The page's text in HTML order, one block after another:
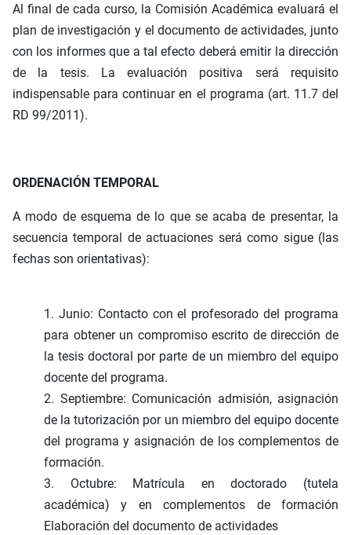
Al final de cada curso, la Comisión Académica evaluará el
plan de investigación y el documento de actividades, junto
con los informes que a tal efecto deberá emitir la dirección
de la tesis. La evaluación positiva será requisito
indispensable para continuar en el programa (art. 11.7 del
RD 99/2011).
ORDENACIÓN TEMPORAL
A modo de esquema de lo que se acaba de presentar, la
secuencia temporal de actuaciones será como sigue (las
fechas son orientativas):
1. Junio: Contacto con el profesorado del programa
para obtener un compromiso escrito de dirección de
la tesis doctoral por parte de un miembro del equipo
docente del programa.
2. Septiembre: Comunicación admisión, asignación
de la tutorización por un miembro del equipo docente
del programa y asignación de los complementos de
formación.
3. Octubre: Matrícula en doctorado (tutela
académica) y en complementos de formación
Elaboración del documento de actividades